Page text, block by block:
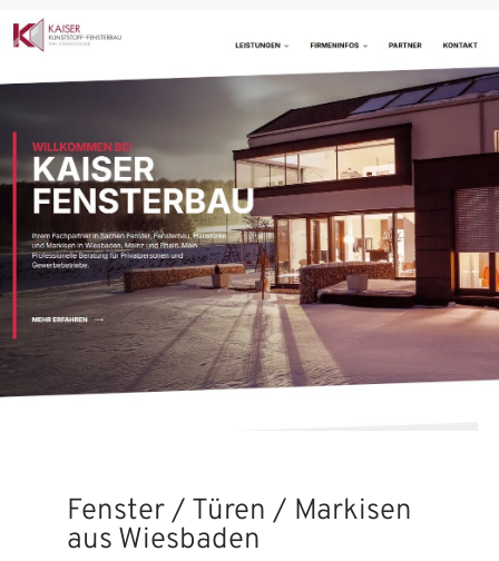
Fenster / Türen / Markisen
aus Wiesbaden